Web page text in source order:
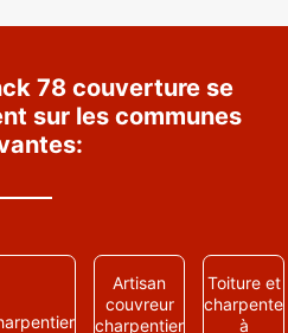
78 couverture se
sur les communes
Artisan
couvreur
charpentier
Toiture et
charpente
à